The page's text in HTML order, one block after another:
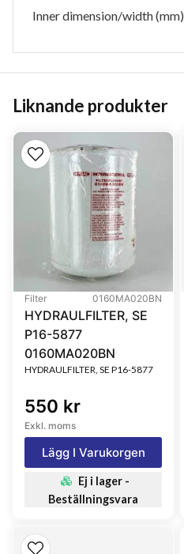
Inner dimension/width (mm)
Liknande produkter
Filter 0160MA020BN
HYDRAULFILTER, SE
P16-5877
0160MA020BN
HYDRAULFILTER, SE P16-5877
550 kr
Exkl. moms
Lägg I Varukorgen
Ej i lager -
Beställningsvara